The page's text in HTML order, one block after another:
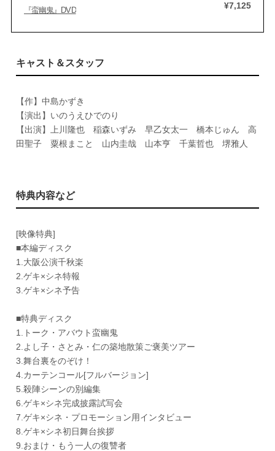
『蛮幽鬼』DVD ¥7,125
キャスト＆スタッフ
【作】中島かずき
【演出】いのうえひでのり
【出演】上川隆也 稲森いずみ 早乙女太一 橋本じゅん 高
田聖子 粟根まこと 山内圭哉 山本亨 千葉哲也 堺雅人
特典内容など
[映像特典]
■本編ディスク
1.大阪公演千秋楽
2.ゲキ×シネ特報
3.ゲキ×シネ予告
■特典ディスク
1.トーク・アバウト蛮幽鬼
2.よし子・さとみ・仁の築地散策ご褒美ツアー
3.舞台裏をのぞけ！
4.カーテンコール[フルバージョン]
5.殺陣シーンの別編集
6.ゲキ×シネ完成披露試写会
7.ゲキ×シネ・プロモーション用インタビュー
8.ゲキ×シネ初日舞台挨拶
9.おまけ・もう一人の復讐者